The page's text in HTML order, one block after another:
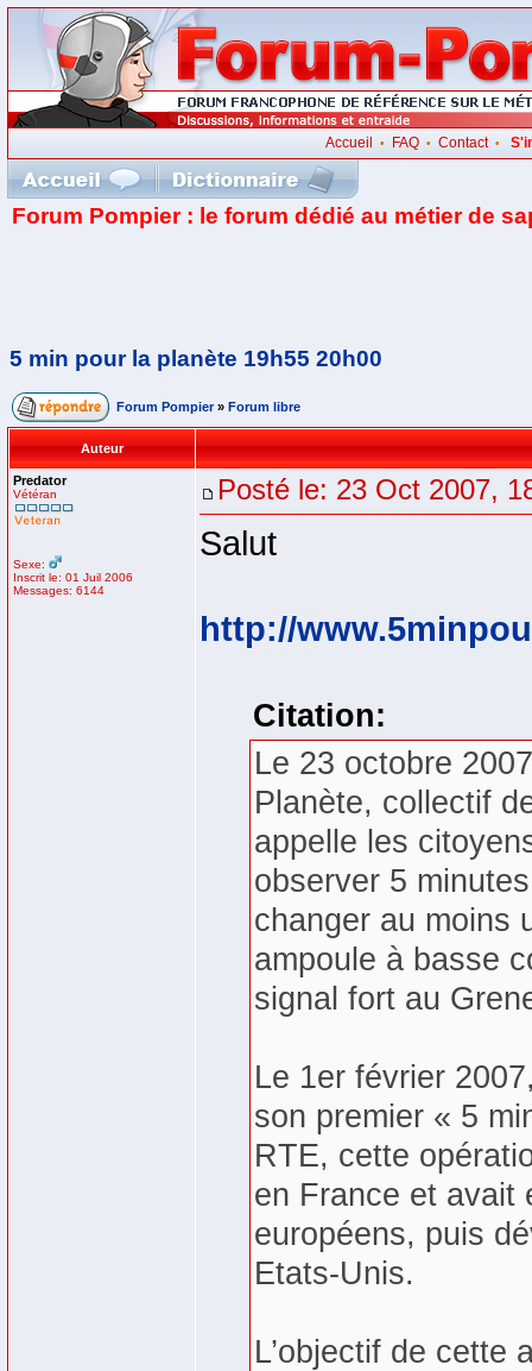
Accueil • FAQ• Contact•
Forum Pompier : le forum dédié au métier de
5 min pour la planète 19h55 20h00
Forum Pompier » Forum libre
Auteur
Predator
Vétéran
Sexe:
Inscrit le: 01 Juil 2006
Messages: 6144
Posté le: 23 Oct 2007,
Salut
http://
Citation:
Le 23 octobre
Planète, collectif
appelle les
observer 5
changer au moins
ampoule à basse
signal fort au
Le 1er février
son premier « 5
RTE, cette
en France et avait
européens, puis
Etats-Unis.
L’objectif de cette